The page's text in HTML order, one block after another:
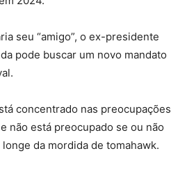
seu “amigo”, o ex-presidente
pode buscar um novo mandato
concentrado nas preocupações
não está preocupado se ou não
da mordida de tomahawk.